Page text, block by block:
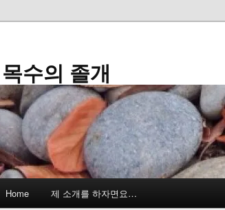
목수의 졸개
Home 제 소개를 하자면요…